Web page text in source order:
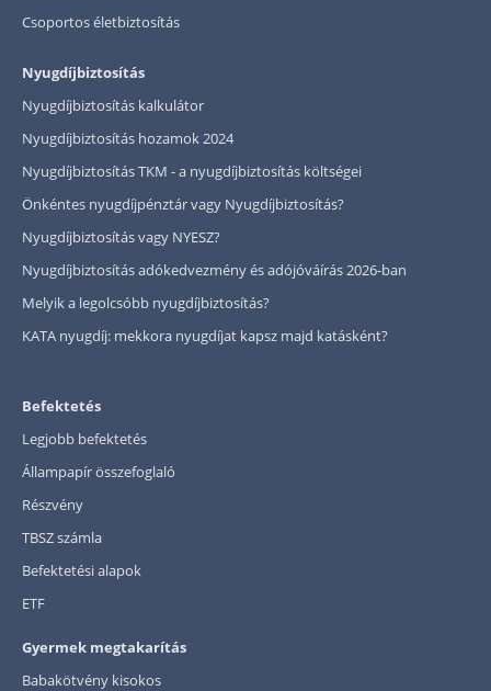
Csoportos életbiztosítás
Nyugdíjbiztosítás
Nyugdíjbiztosítás kalkulátor
Nyugdíjbiztosítás hozamok 2024
Nyugdíjbiztosítás TKM - a nyugdíjbiztosítás költségei
Önkéntes nyugdíjpénztár vagy Nyugdíjbiztosítás?
Nyugdíjbiztosítás vagy NYESZ?
Nyugdíjbiztosítás adókedvezmény és adójóváírás 2026-ban
Melyik a legolcsóbb nyugdíjbiztosítás?
KATA nyugdíj: mekkora nyugdíjat kapsz majd katásként?
Befektetés
Legjobb befektetés
Állampapír összefoglaló
Részvény
TBSZ számla
Befektetési alapok
ETF
Gyermek megtakarítás
Babakötvény kisokos